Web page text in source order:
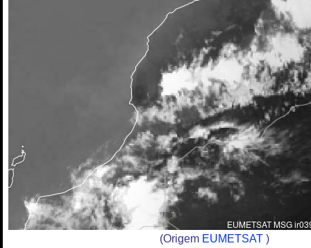
(Origem EUMETSAT )